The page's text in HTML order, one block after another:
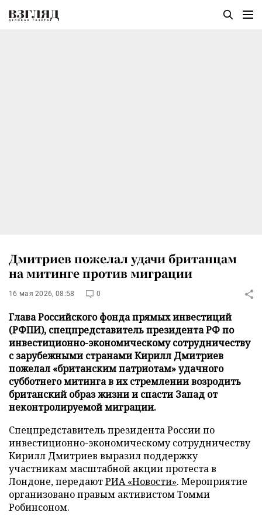
Дмитриев пожелал удачи британцам
на митинге против миграции
16 мая 2026, 08:58 0
Глава Российского фонда прямых инвестиций
(РФПИ), спецпредставитель президента РФ по
инвестиционно-экономическому сотрудничеству
с зарубежными странами Кирилл Дмитриев
пожелал «британским патриотам» удачного
субботнего митинга в их стремлении возродить
британский образ жизни и спасти Запад от
неконтролируемой миграции.
Спецпредставитель президента России по
инвестиционно-экономическому сотрудничеству
Кирилл Дмитриев выразил поддержку
участникам масштабной акции протеста в
Лондоне, передаютРИА «Новости». Мероприятие
организовано правым активистом Томми
Робинсоном.